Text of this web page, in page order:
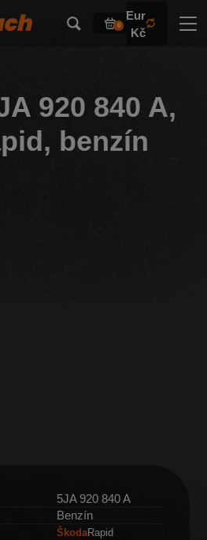
0
Eur
Kč
920 840 A,
benzín
5JA 920 840 A
Benzín
ŠkodaRapid